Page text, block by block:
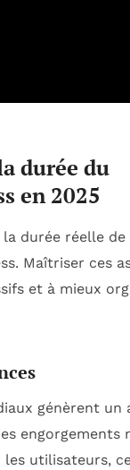
durée du
en 2025
durée réelle de
Maîtriser ces
et à mieux
génèrent un
engorgements
les utilisateurs,